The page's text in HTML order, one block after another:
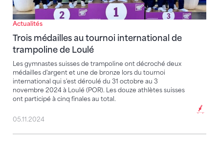
Actualités
Trois médailles au tournoi international de
trampoline de Loulé
Les gymnastes suisses de trampoline ont décroché deux
médailles d'argent et une de bronze lors du tournoi
international qui s'est déroulé du 31 octobre au 3
novembre 2024 à Loulé (POR). Les douze athlètes suisses
ont participé à cinq finales au total.
05.11.2024